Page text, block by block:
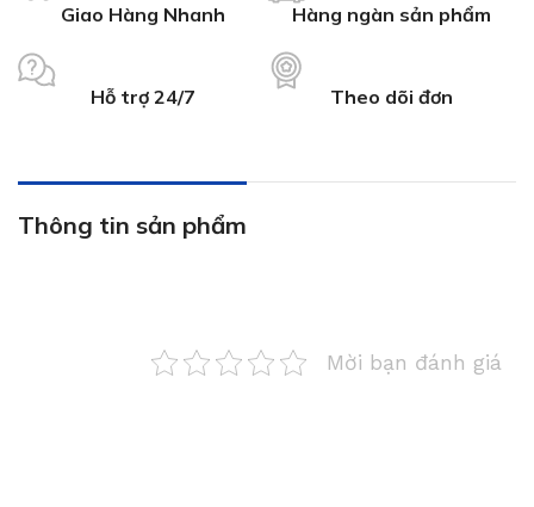
Giao Hàng Nhanh Hàng ngàn sản phẩm
Hỗ trợ 24/7 Theo dõi đơn
Thông tin sản phẩm
Mời bạn đánh giá